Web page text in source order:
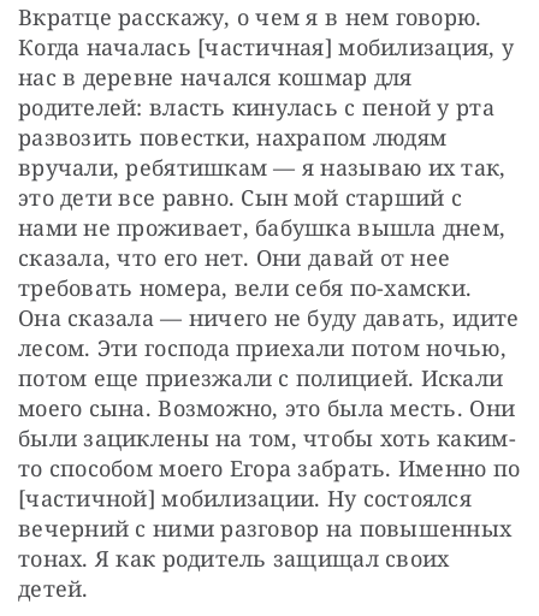
Вкратце расскажу, о чем я в нем говорю.
Когда началась [частичная] мобилизация, у
нас в деревне начался кошмар для
родителей: власть кинулась с пеной у рта
развозить повестки, нахрапом людям
вручали, ребятишкам — я называю их так,
это дети все равно. Сын мой старший с
нами не проживает, бабушка вышла днем,
сказала, что его нет. Они давай от нее
требовать номера, вели себя по-хамски.
Она сказала — ничего не буду давать, идите
лесом. Эти господа приехали потом ночью,
потом еще приезжали с полицией. Искали
моего сына. Возможно, это была месть. Они
были зациклены на том, чтобы хоть каким-
то способом моего Егора забрать. Именно по
[частичной] мобилизации. Ну состоялся
вечерний с ними разговор на повышенных
тонах. Я как родитель защищал своих
детей.